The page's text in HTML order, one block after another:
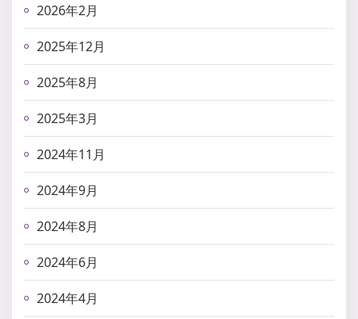
2026年2月
2025年12月
2025年8月
2025年3月
2024年11月
2024年9月
2024年8月
2024年6月
2024年4月